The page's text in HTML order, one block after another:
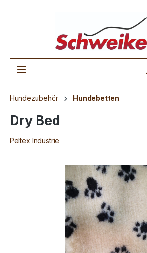
Hundezubehör Hundebetten
Dry Bed
Peltex Industrie